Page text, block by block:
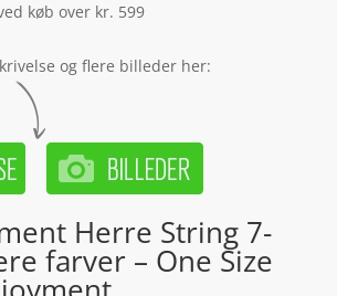
køb over kr. 599
og flere billeder her:
Herre String 7-
farver – One Size